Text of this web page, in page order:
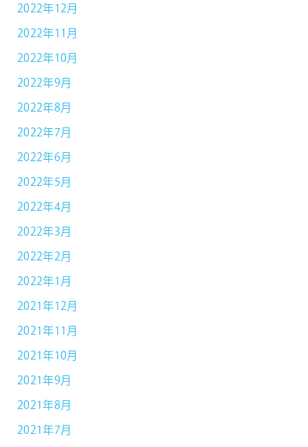
2022年12月
2022年11月
2022年10月
2022年9月
2022年8月
2022年7月
2022年6月
2022年5月
2022年4月
2022年3月
2022年2月
2022年1月
2021年12月
2021年11月
2021年10月
2021年9月
2021年8月
2021年7月